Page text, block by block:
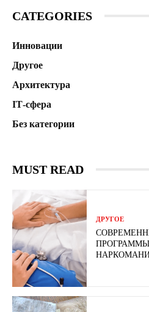
CATEGORIES
Инновации
Другое
Архитектура
ІТ-сфера
Без категории
MUST READ
ДРУГОЕ